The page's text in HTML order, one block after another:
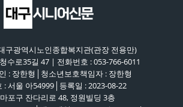
구광역시노인종합복지관(관장 전용만)
수로35길 47 | 전화번호 : 053-766-6011
: 장한형│청소년보호책임자 : 장한형
: 서울 아54999│등록일 : 2023-08-22
포구 잔다리로 48, 정원빌딩 3층